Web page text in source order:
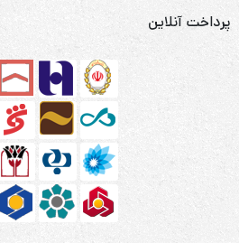
پرداخت آنلاین